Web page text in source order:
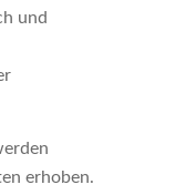
und
erhoben.